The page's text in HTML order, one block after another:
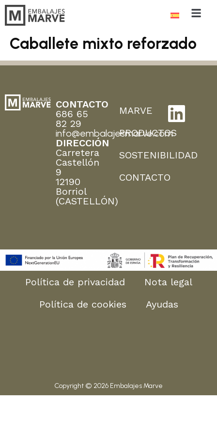
Caballete mixto reforzado
CONTACTO
686 65
82 29
info@embalajesmarve.com
DIRECCIÓN
Carretera
Castellón
9
12190
Borriol
(CASTELLÓN)
MARVE
PRODUCTOS
SOSTENIBILIDAD
CONTACTO
Política de privacidad
Nota legal
Política de cookies
Ayudas
Copyright © 2026 Embalajes Marve